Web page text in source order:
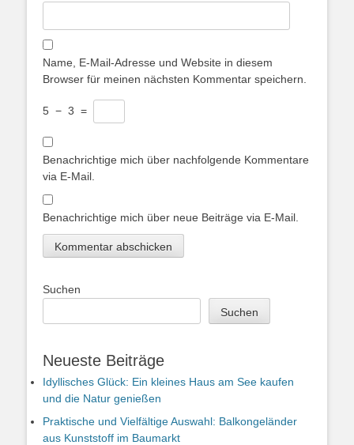
Name, E-Mail-Adresse und Website in diesem
Browser für meinen nächsten Kommentar speichern.
5 − 3 =
Benachrichtige mich über nachfolgende Kommentare
via E-Mail.
Benachrichtige mich über neue Beiträge via E-Mail.
Suchen
Suchen
Neueste Beiträge
Idyllisches Glück: Ein kleines Haus am See kaufen
und die Natur genießen
Praktische und Vielfältige Auswahl: Balkongeländer
aus Kunststoff im Baumarkt